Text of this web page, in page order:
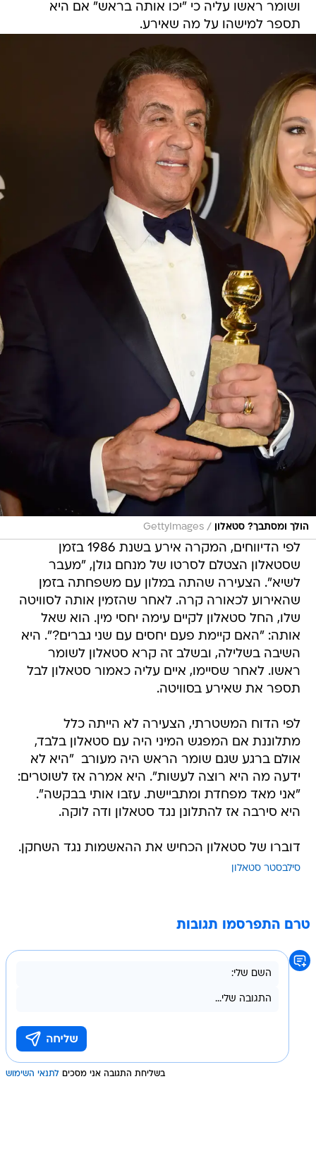
ושומר ראשו עליה כי "יכו אותה בראש" אם היא
תספר למישהו על מה שאירע.
הולך ומסתבך? סטאלון /
GettyImages
לפי הדיווחים, המקרה אירע בשנת 1986 בזמן
שסטאלון הצטלם לסרטו של מנחם גולן, "מעבר
לשיא". הצעירה שהתה במלון עם משפחתה בזמן
שהאירוע לכאורה קרה. לאחר שהזמין אותה לסוויטה
שלו, החל סטאלון לקיים עימה יחסי מין. הוא שאל
אותה: "האם קיימת פעם יחסים עם שני גברים?". היא
השיבה בשלילה, ובשלב זה קרא סטאלון לשומר
ראשו. לאחר שסיימו, איים עליה כאמור סטאלון לבל
תספר את שאירע בסוויטה.
לפי הדוח המשטרתי, הצעירה לא הייתה כלל
מתלוננת אם המפגש המיני היה עם סטאלון בלבד,
אולם ברגע שגם שומר הראש היה מעורב  "היא לא
ידעה מה היא רוצה לעשות". היא אמרה אז לשוטרים:
"אני מאד מפחדת ומתביישת. עזבו אותי בבקשה".
היא סירבה אז להתלונן נגד סטאלון ודה לוקה.
דוברו של סטאלון הכחיש את ההאשמות נגד השחקן.
סילבסטר סטאלון
טרם התפרסמו תגובות
בשליחת התגובה אני מסכים לתנאי השימוש